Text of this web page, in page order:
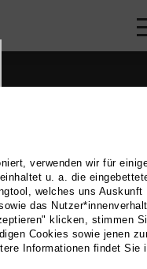
verwenden wir für
u. a. die
welches uns Auskunft
das
klicken, stimmen
Cookies sowie jenen
Informationen findet Sie